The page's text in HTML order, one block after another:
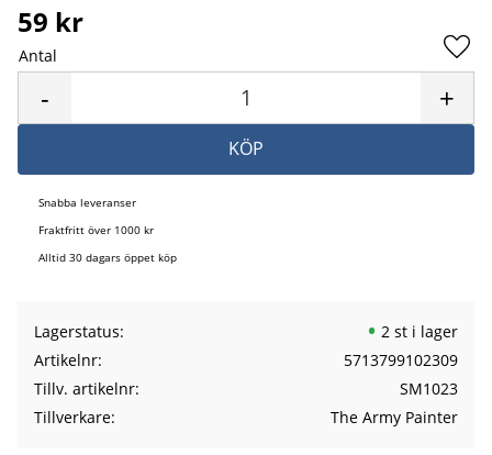
59 kr
Antal
+
-
KÖP
Snabba leveranser
Fraktfritt över 1000 kr
Alltid 30 dagars öppet köp
Lagerstatus
2 st i lager
Artikelnr
5713799102309
Tillv. artikelnr
SM1023
Tillverkare
The Army Painter